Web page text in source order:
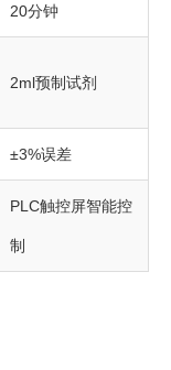
20分钟
2ml预制试剂
±3%误差
PLC触控屏智能控
制